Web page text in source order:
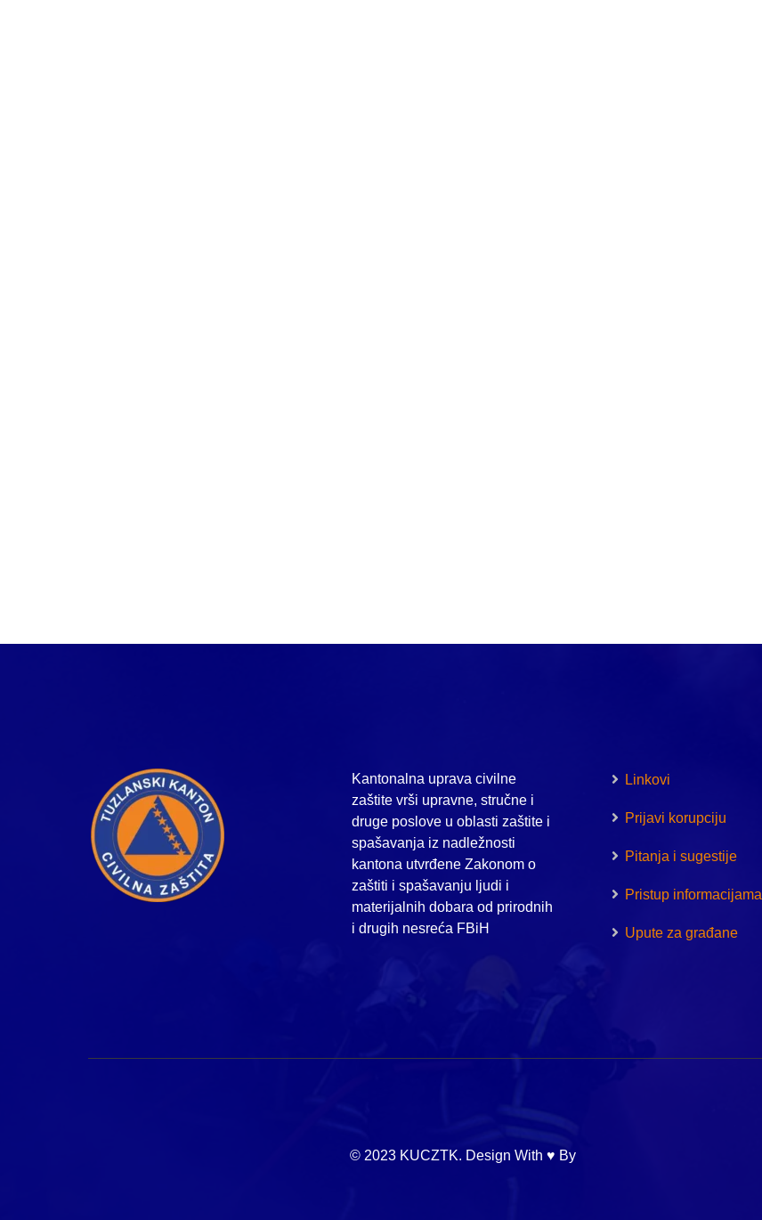
Kantonalna uprava civilne
zaštite vrši upravne, stručne i
druge poslove u oblasti zaštite i
spašavanja iz nadležnosti
kantona utvrđene Zakonom o
zaštiti i spašavanju ljudi i
materijalnih dobara od prirodnih
i drugih nesreća FBiH
Linkovi
Prijavi korupciju
Pitanja i sugestije
Pristup informacijama
Upute za građane
© 2023 KUCZTK. Design With ♥ By